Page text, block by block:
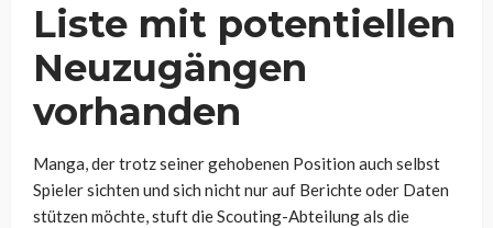
Liste mit potentiellen
Neuzugängen
vorhanden
Manga, der trotz seiner gehobenen Position auch selbst
Spieler sichten und sich nicht nur auf Berichte oder Daten
stützen möchte, stuft die Scouting-Abteilung als die